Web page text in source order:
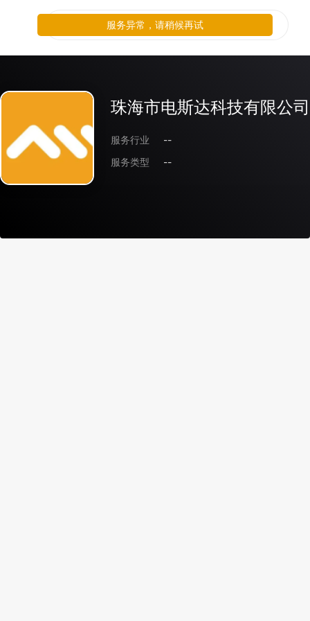
珠海市电斯达科技有限公司
服务行业
--
服务类型
--
服务异常，请稍候再试